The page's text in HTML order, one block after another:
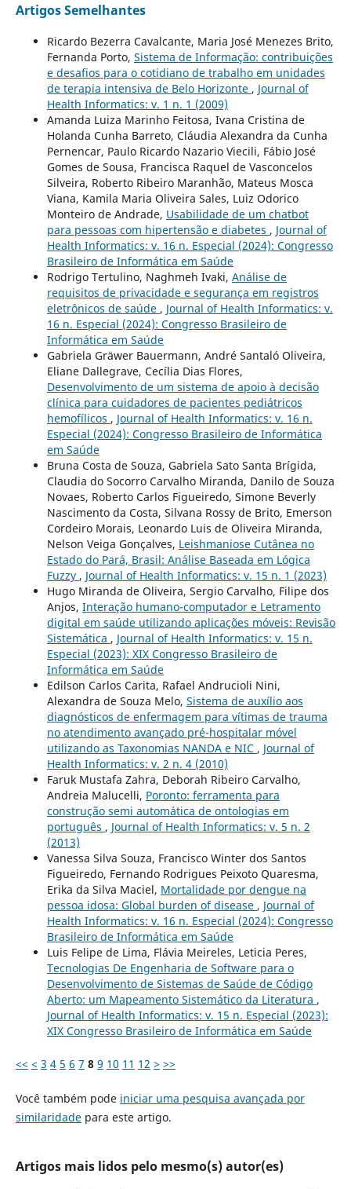
Artigos Semelhantes
Ricardo Bezerra Cavalcante, Maria José Menezes Brito,
Fernanda Porto, Sistema de Informação: contribuições
e desafios para o cotidiano de trabalho em unidades
de terapia intensiva de Belo Horizonte , Journal of
Health Informatics: v. 1 n. 1 (2009)
Amanda Luiza Marinho Feitosa, Ivana Cristina de
Holanda Cunha Barreto, Cláudia Alexandra da Cunha
Pernencar, Paulo Ricardo Nazario Viecili, Fábio José
Gomes de Sousa, Francisca Raquel de Vasconcelos
Silveira, Roberto Ribeiro Maranhão, Mateus Mosca
Viana, Kamila Maria Oliveira Sales, Luiz Odorico
Monteiro de Andrade, Usabilidade de um chatbot
para pessoas com hipertensão e diabetes , Journal of
Health Informatics: v. 16 n. Especial (2024): Congresso
Brasileiro de Informática em Saúde
Rodrigo Tertulino, Naghmeh Ivaki, Análise de
requisitos de privacidade e segurança em registros
eletrônicos de saúde , Journal of Health Informatics: v.
16 n. Especial (2024): Congresso Brasileiro de
Informática em Saúde
Gabriela Gräwer Bauermann, André Santaló Oliveira,
Eliane Dallegrave, Cecília Dias Flores,
Desenvolvimento de um sistema de apoio à decisão
clínica para cuidadores de pacientes pediátricos
hemofílicos , Journal of Health Informatics: v. 16 n.
Especial (2024): Congresso Brasileiro de Informática
em Saúde
Bruna Costa de Souza, Gabriela Sato Santa Brígida,
Claudia do Socorro Carvalho Miranda, Danilo de Souza
Novaes, Roberto Carlos Figueiredo, Simone Beverly
Nascimento da Costa, Silvana Rossy de Brito, Emerson
Cordeiro Morais, Leonardo Luis de Oliveira Miranda,
Nelson Veiga Gonçalves, Leishmaniose Cutânea no
Estado do Pará, Brasil: Análise Baseada em Lógica
Fuzzy , Journal of Health Informatics: v. 15 n. 1 (2023)
Hugo Miranda de Oliveira, Sergio Carvalho, Filipe dos
Anjos, Interação humano-computador e Letramento
digital em saúde utilizando aplicações móveis: Revisão
Sistemática , Journal of Health Informatics: v. 15 n.
Especial (2023): XIX Congresso Brasileiro de
Informática em Saúde
Edilson Carlos Carita, Rafael Andrucioli Nini,
Alexandra de Souza Melo, Sistema de auxílio aos
diagnósticos de enfermagem para vítimas de trauma
no atendimento avançado pré-hospitalar móvel
utilizando as Taxonomias NANDA e NIC , Journal of
Health Informatics: v. 2 n. 4 (2010)
Faruk Mustafa Zahra, Deborah Ribeiro Carvalho,
Andreia Malucelli, Poronto: ferramenta para
construção semi automática de ontologias em
português , Journal of Health Informatics: v. 5 n. 2
(2013)
Vanessa Silva Souza, Francisco Winter dos Santos
Figueiredo, Fernando Rodrigues Peixoto Quaresma,
Erika da Silva Maciel, Mortalidade por dengue na
pessoa idosa: Global burden of disease , Journal of
Health Informatics: v. 16 n. Especial (2024): Congresso
Brasileiro de Informática em Saúde
Luis Felipe de Lima, Flávia Meireles, Leticia Peres,
Tecnologias De Engenharia de Software para o
Desenvolvimento de Sistemas de Saúde de Código
Aberto: um Mapeamento Sistemático da Literatura ,
Journal of Health Informatics: v. 15 n. Especial (2023):
XIX Congresso Brasileiro de Informática em Saúde
<< < 3 4 5 6 7 8 9 10 11 12 > >>
Você também pode iniciar uma pesquisa avançada por
similaridadepara este artigo.
Artigos mais lidos pelo mesmo(s) autor(es)